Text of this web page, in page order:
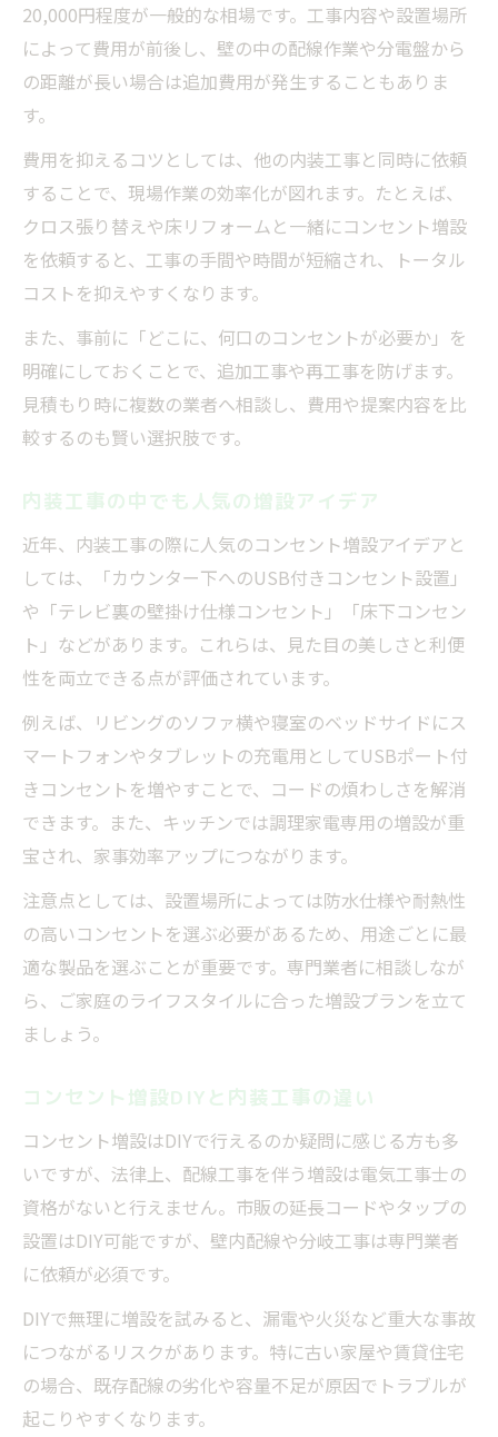
DIYと内装工事の費用や安全性を徹底比較
内装工事のプロ依頼が安心な理由とは
コンセント増設DIYのやり方と注意点
失敗しないために知るべきDIYの限界
壁の中の配線が必要な場合の最適な方法
内装工事で壁の中配線を安全に行う方法
プロに依頼する増設工事のメリットを解説
増設費用と工事期間の目安を知ろう
おすすめ業者による配線工事の流れ
20,000円程度が一般的な相場です。工事内容や設置場所
によって費用が前後し、壁の中の配線作業や分電盤から
の距離が長い場合は追加費用が発生することもありま
す。
費用を抑えるコツとしては、他の内装工事と同時に依頼
することで、現場作業の効率化が図れます。たとえば、
クロス張り替えや床リフォームと一緒にコンセント増設
を依頼すると、工事の手間や時間が短縮され、トータル
コストを抑えやすくなります。
また、事前に「どこに、何口のコンセントが必要か」を
明確にしておくことで、追加工事や再工事を防げます。
見積もり時に複数の業者へ相談し、費用や提案内容を比
較するのも賢い選択肢です。
内装工事の中でも人気の増設アイデア
近年、内装工事の際に人気のコンセント増設アイデアと
しては、「カウンター下へのUSB付きコンセント設置」
や「テレビ裏の壁掛け仕様コンセント」「床下コンセン
ト」などがあります。これらは、見た目の美しさと利便
性を両立できる点が評価されています。
例えば、リビングのソファ横や寝室のベッドサイドにス
マートフォンやタブレットの充電用としてUSBポート付
きコンセントを増やすことで、コードの煩わしさを解消
できます。また、キッチンでは調理家電専用の増設が重
宝され、家事効率アップにつながります。
注意点としては、設置場所によっては防水仕様や耐熱性
の高いコンセントを選ぶ必要があるため、用途ごとに最
適な製品を選ぶことが重要です。専門業者に相談しなが
ら、ご家庭のライフスタイルに合った増設プランを立て
ましょう。
コンセント増設DIYと内装工事の違い
コンセント増設はDIYで行えるのか疑問に感じる方も多
いですが、法律上、配線工事を伴う増設は電気工事士の
資格がないと行えません。市販の延長コードやタップの
設置はDIY可能ですが、壁内配線や分岐工事は専門業者
に依頼が必須です。
DIYで無理に増設を試みると、漏電や火災など重大な事故
につながるリスクがあります。特に古い家屋や賃貸住宅
の場合、既存配線の劣化や容量不足が原因でトラブルが
起こりやすくなります。